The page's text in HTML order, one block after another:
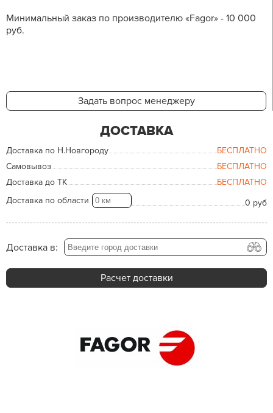
Минимальный заказ по производителю «Fagor» - 10 000
руб.
Задать вопрос менеджеру
ДОСТАВКА
Доставка по Н.Новгороду
БЕСПЛАТНО
Самовывоз
БЕСПЛАТНО
Доставка до ТК
БЕСПЛАТНО
Доставка по области
0 руб
Доставка в:
Расчет доставки